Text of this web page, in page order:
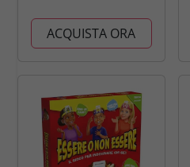
Conosci la Tua
Famiglia, Bambini
ACQUISTA ORA